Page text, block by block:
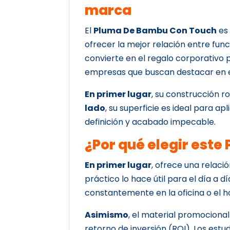
marca
El Pluma De Bambu Con Touch
ofrecer la mejor relación entre
convierte en el regalo corporativo
empresas que buscan destacar en
En primer lugar, su construcción
lado, su superficie es ideal para
definición y acabado impecable.
¿Por qué elegir este
En primer lugar, ofrece una
práctico lo hace útil para el día a
constantemente en la oficina o el
Asimismo, el material